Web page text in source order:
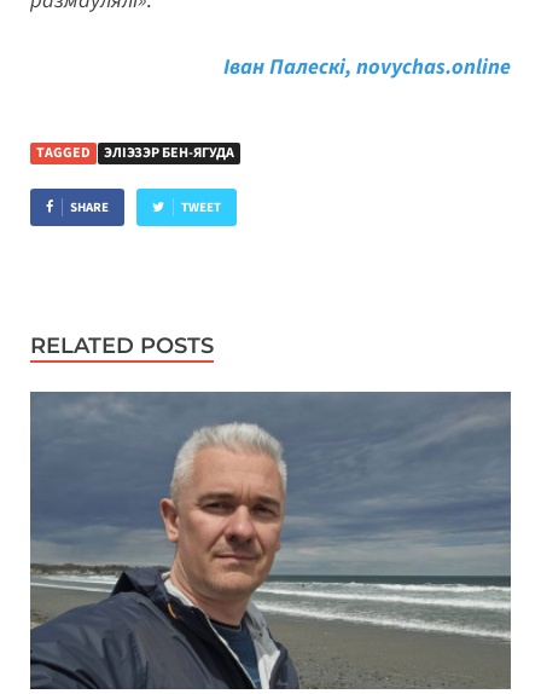
Іван Палескі, novychas.online
TAGGED ЭЛІЭЗЭР БЕН-ЯГУДА
SHARE TWEET
RELATED POSTS